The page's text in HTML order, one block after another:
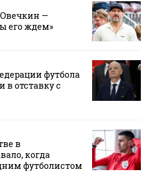
—
его ждем»
футбола
отставку с
в
когда
футболистом